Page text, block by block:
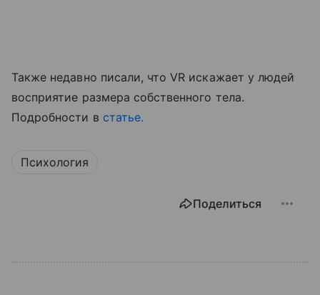
Также недавно писали, что VR искажает у людей
восприятие размера собственного тела.
Подробности в статье.
Психология
Поделиться